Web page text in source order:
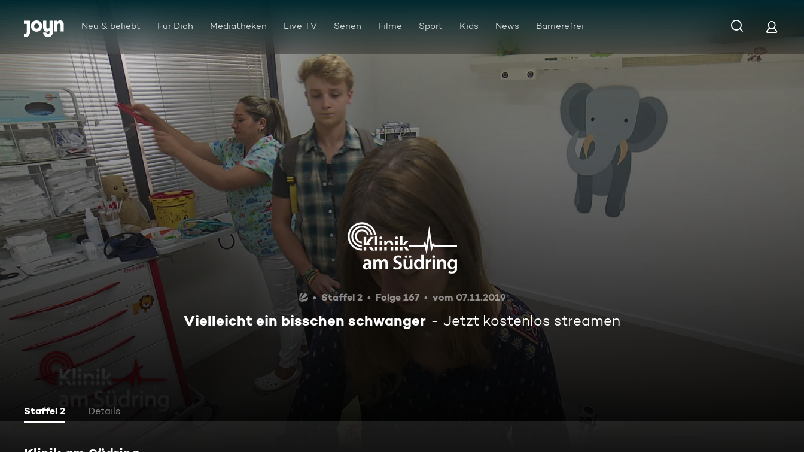
Zum Inhalt springen
Barrierefrei Neu & beliebt Für Dich Mediatheken Live TV Serien Filme Sport Kids News Barrierefrei
Vielleicht ein bisschen schwanger
Staffel 2 Folge 167 vom 07.11.2019
Vielleicht ein bisschen schwanger Jetzt kostenlos streamen
Staffel 2 Details